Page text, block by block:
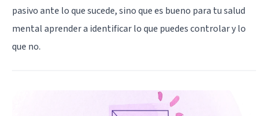
pasivo ante lo que sucede, sino que es bueno para tu salud
mental aprender a identificar lo que puedes controlar y lo
que no.